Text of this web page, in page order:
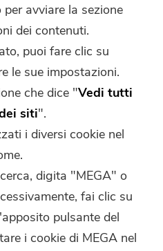
avviare la sezione
dei contenuti.
puoi fare clic su
le sue impostazioni.
che dice "Vedi tutti
siti".
i diversi cookie nel
digita "MEGA" o
fai clic su
pulsante del
i cookie di MEGA nel